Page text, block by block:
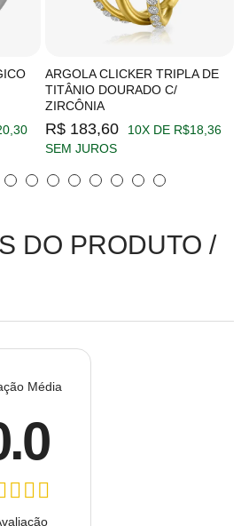
ARGOLA CLICKER TRIPLA DE
TITÂNIO DOURADO C/
ZIRCÔNIA
R$ 183,60
10X DE R$18,36
SEM JUROS
DO PRODUTO /
Média